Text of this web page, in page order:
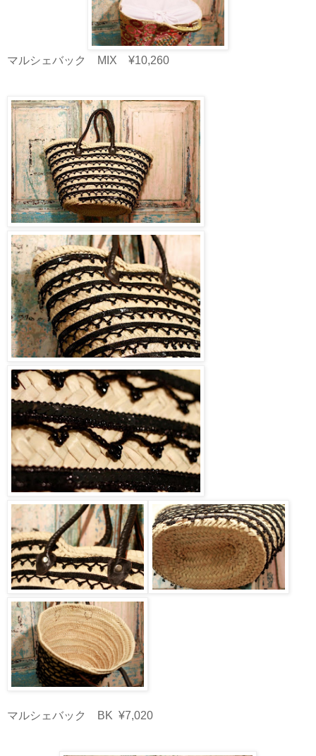
マルシェバック MIX ¥10,260
マルシェバック BK ¥7,020